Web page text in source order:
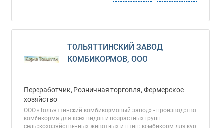
ТОЛЬЯТТИНСКИЙ ЗАВОД
КОМБИКОРМОВ, ООО
Переработчик, Розничная торговля, Фермерское
хозяйство
ООО «Тольяттинский комбикормовый завод» - производство
комбикорма для всех видов и возрастных групп
сельскохозяйственных животных и птиц: комбикорм для кур